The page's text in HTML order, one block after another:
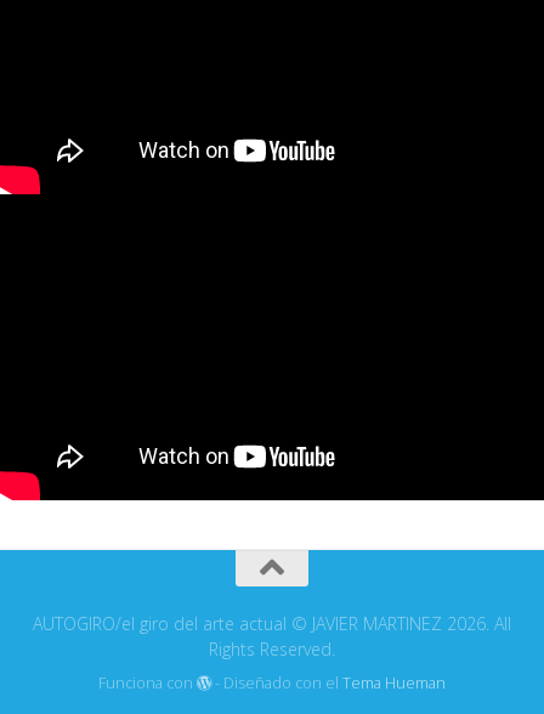
AUTOGIRO/el giro del arte actual © JAVIER MARTINEZ 2026. All
Rights Reserved.
Funciona con - Diseñado con elTema Hueman